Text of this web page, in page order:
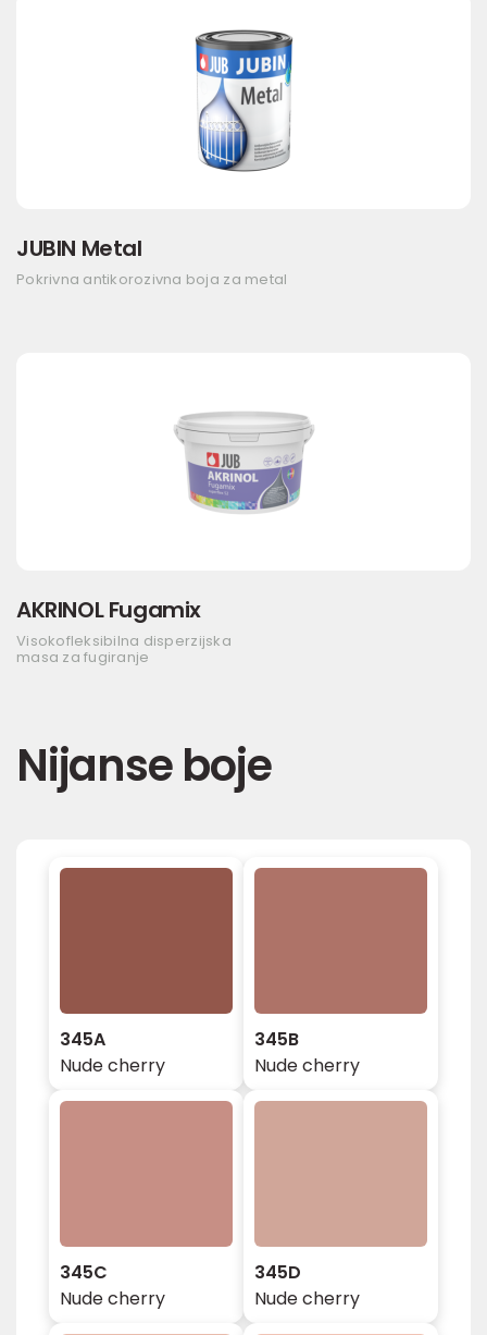
JUBIN Metal
Pokrivna antikorozivna boja za metal
AKRINOL Fugamix
Visokofleksibilna disperzijska
masa za fugiranje
Nijanse boje
345A
Nude cherry
345B
Nude cherry
345C
Nude cherry
345D
Nude cherry